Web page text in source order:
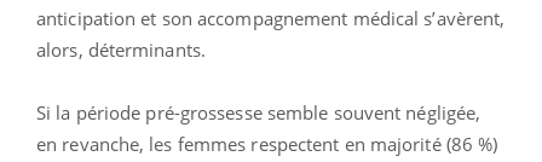
anticipation et son accompagnement médical s’avèrent,
alors, déterminants.
Si la période pré-grossesse semble souvent négligée,
en revanche, les femmes respectent en majorité (86 %)